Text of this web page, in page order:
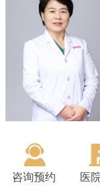
咨询预约 医